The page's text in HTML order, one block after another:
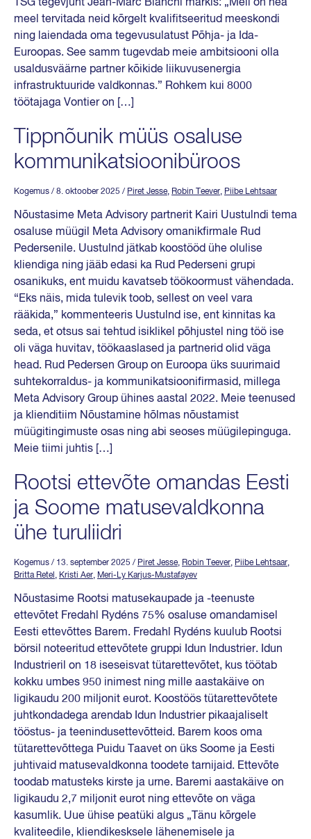
TSG tegevjuht Jean-Marc Bianchi märkis: „Meil on hea
meel tervitada neid kõrgelt kvalifitseeritud meeskondi
ning laiendada oma tegevusulatust Põhja- ja Ida-
Euroopas. See samm tugevdab meie ambitsiooni olla
usaldusväärne partner kõikide liikuvusenergia
infrastruktuuride valdkonnas.” Rohkem kui 8000
töötajaga Vontier on […]
Tippnõunik müüs osaluse
kommunikatsioonibüroos
Kogemus / 8. oktoober 2025 / Piret Jesse, Robin Teever, Piibe Lehtsaar
Nõustasime Meta Advisory partnerit Kairi Uustulndi tema
osaluse müügil Meta Advisory omanikfirmale Rud
Pedersenile. Uustulnd jätkab koostööd ühe olulise
kliendiga ning jääb edasi ka Rud Pederseni grupi
osanikuks, ent muidu kavatseb töökoormust vähendada.
“Eks näis, mida tulevik toob, sellest on veel vara
rääkida,” kommenteeris Uustulnd ise, ent kinnitas ka
seda, et otsus sai tehtud isiklikel põhjustel ning töö ise
oli väga huvitav, töökaaslased ja partnerid olid väga
head. Rud Pedersen Group on Euroopa üks suurimaid
suhtekorraldus- ja kommunikatsioonifirmasid, millega
Meta Advisory Group ühines aastal 2022. Meie teenused
ja klienditiim Nõustamine hõlmas nõustamist
müügitingimuste osas ning abi seoses müügilepinguga.
Meie tiimi juhtis […]
Rootsi ettevõte omandas Eesti
ja Soome matusevaldkonna
ühe turuliidri
Kogemus / 13. september 2025 / Piret Jesse, Robin Teever, Piibe Lehtsaar,
Britta Retel , Kristi Aer, Meri-Ly Karjus-Mustafayev
Nõustasime Rootsi matusekaupade ja -teenuste
ettevõtet Fredahl Rydéns 75% osaluse omandamisel
Eesti ettevõttes Barem. Fredahl Rydéns kuulub Rootsi
börsil noteeritud ettevõtete gruppi Idun Industrier. Idun
Industrieril on 18 iseseisvat tütarettevõtet, kus töötab
kokku umbes 950 inimest ning mille aastakäive on
ligikaudu 200 miljonit eurot. Koostöös tütarettevõtete
juhtkondadega arendab Idun Industrier pikaajaliselt
tööstus- ja teenindusettevõtteid. Barem koos oma
tütarettevõttega Puidu Taavet on üks Soome ja Eesti
juhtivaid matusevaldkonna toodete tarnijaid. Ettevõte
toodab matusteks kirste ja urne. Baremi aastakäive on
ligikaudu 2,7 miljonit eurot ning ettevõte on väga
kasumlik. Uue ühise peatüki algus „Tänu kõrgele
kvaliteedile, kliendikesksele lähenemisele ja